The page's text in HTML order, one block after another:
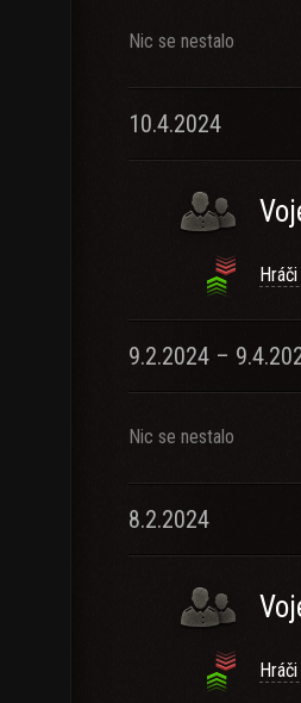
Nic se nestalo
10.4.2024
9.2.2024 –
Nic se nestalo
8.2.2024